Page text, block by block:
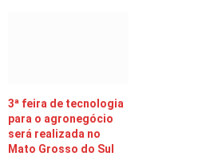
3ª feira de tecnologia
para o agronegócio
será realizada no
Mato Grosso do Sul